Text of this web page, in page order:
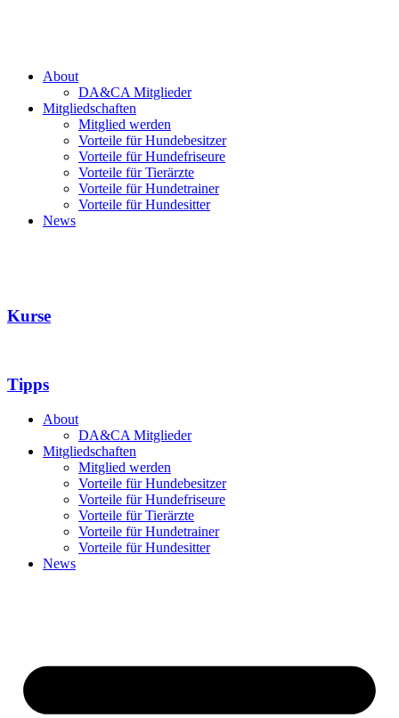
About
DA&CA Mitglieder
Mitgliedschaften
Mitglied werden
Vorteile für Hundebesitzer
Vorteile für Hundefriseure
Vorteile für Tierärzte
Vorteile für Hundetrainer
Vorteile für Hundesitter
News
Kurse
Tipps
About
DA&CA Mitglieder
Mitgliedschaften
Mitglied werden
Vorteile für Hundebesitzer
Vorteile für Hundefriseure
Vorteile für Tierärzte
Vorteile für Hundetrainer
Vorteile für Hundesitter
News